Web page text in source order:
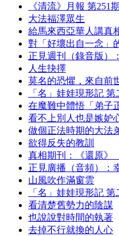
《清流》月報 第251
大法福澤眾生
給馬來西亞華人講真
對「好壞出自一念」
正見週刊（錄音版）
人生抉擇
莫名的恐懼，來自前
「名」娃娃現形記 第
在魔難中體悟「弟子
看不上別人也是嫉妒
做個正法時期的大法
欲得反失的教訓
真相期刊：《還原》
正見廣播（音頻）：
山風吹作滿窗雲
「名」娃娃現形記 第
看清楚舊勢力的陰謀
也說說對時間的執著
去掉不行就換的人心